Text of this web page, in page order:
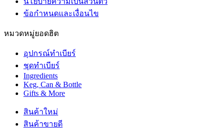
ข้อกำหนดและเงื่อนไข
หมวดหมู่ยอดฮิต
อุปกรณ์ทำเบียร์
ชุดทำเบียร์
Ingredients
Keg, Can & Bottle
Gifts & More
สินค้าใหม่
สินค้าขายดี